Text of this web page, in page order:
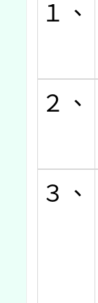
１、
２、
３、